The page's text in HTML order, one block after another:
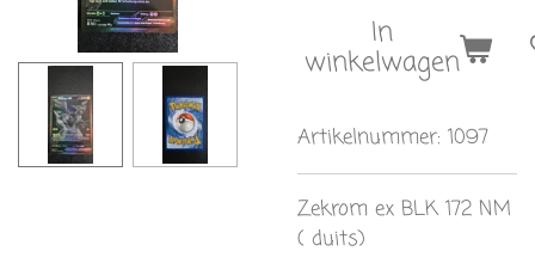
In
winkelwagen
Artikelnummer: 1097
Zekrom ex BLK 172 NM
( duits)